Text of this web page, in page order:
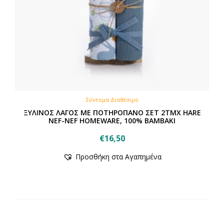
Σύντομα Διαθέσιμο
ΞΥΛΙΝΟΣ ΛΑΓΟΣ ΜΕ ΠΟΤΗΡΟΠΑΝΟ ΣΕΤ 2ΤΜΧ HARE
NEF-NEF HOMEWARE, 100% BAMBAKI
€16,50
Προσθήκη στα Αγαπημένα